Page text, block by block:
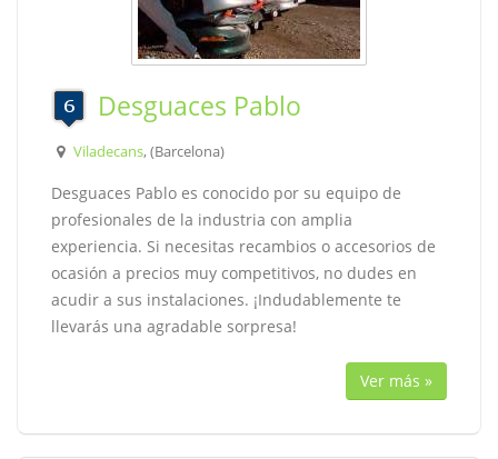
Desguaces Pablo
Viladecans, (Barcelona)
Desguaces Pablo es conocido por su equipo de
profesionales de la industria con amplia
experiencia. Si necesitas recambios o accesorios de
ocasión a precios muy competitivos, no dudes en
acudir a sus instalaciones. ¡Indudablemente te
llevarás una agradable sorpresa!
Ver más »